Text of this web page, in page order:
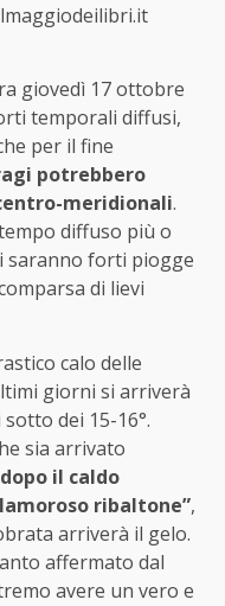
giovedì 17 ottobre
temporali diffusi,
per il fine
potrebbero
meridionali.
diffuso più o
saranno forti piogge
di lievi
calo delle
giorni si arriverà
dei 15-16°.
sia arrivato
il caldo
ribaltone”,
arriverà il gelo.
affermato dal
avere un vero e